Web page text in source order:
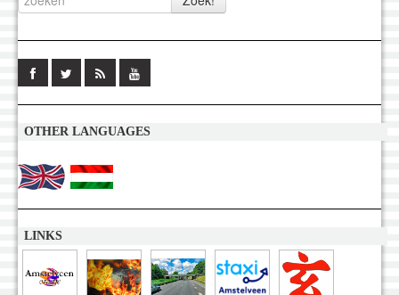
OTHER LANGUAGES
LINKS